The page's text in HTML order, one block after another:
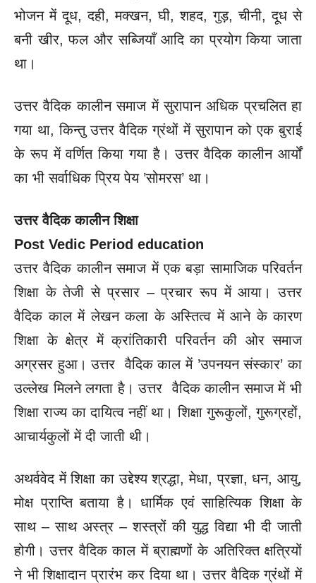
भोजन में दूध, दही, मक्खन, घी, शहद, गुड़, चीनी, दूध से
बनी खीर, फल और सब्जियाँ आदि का प्रयोग किया जाता
था।
उत्तर वैदिक कालीन समाज में सुरापान अधिक प्रचलित हा
गया था, किन्तु उत्तर वैदिक ग्रंथों में सुरापान को एक बुराई
के रूप में वर्णित किया गया है। उत्तर वैदिक कालीन आर्यों
का भी सर्वाधिक प्रिय पेय ’सोमरस’ था।
उत्तर वैदिक कालीन शिक्षा
Post Vedic Period education
उत्तर वैदिक कालीन समाज में एक बड़ा सामाजिक परिवर्तन
शिक्षा के तेजी से प्रसार – प्रचार रूप में आया। उत्तर
वैदिक काल में लेखन कला के अस्तित्व में आने के कारण
शिक्षा के क्षेत्र में क्रांतिकारी परिवर्तन की ओर समाज
अग्रसर हुआ। उत्तर वैदिक काल में ’उपनयन संस्कार’ का
उल्लेख मिलने लगता है। उत्तर वैदिक कालीन समाज में भी
शिक्षा राज्य का दायित्व नहीं था। शिक्षा गुरूकुलों, गुरूग्रहों,
आचार्यकुलों में दी जाती थी।
अथर्ववेद में शिक्षा का उद्देश्य श्रद्धा, मेधा, प्रज्ञा, धन, आयु,
मोक्ष प्राप्ति बताया है। धार्मिक एवं साहित्यिक शिक्षा के
साथ – साथ अस्त्र – शस्त्रों की युद्ध विद्या भी दी जाती
होगी। उत्तर वैदिक काल में ब्राह्मणों के अतिरिक्त क्षत्रियों
ने भी शिक्षादान प्रारंभ कर दिया था। उत्तर वैदिक ग्रंथों में